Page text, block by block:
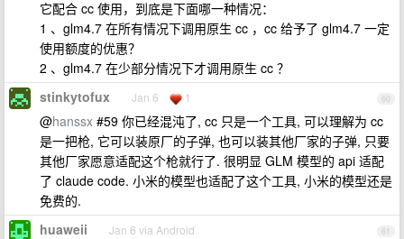
它配合 cc 使用，到底是下面哪一种情况：
1 、glm4.7 在所有情况下调用原生 cc ，cc 给予了 glm4.7 一定
使用额度的优惠？
2 、glm4.7 在少部分情况下才调用原生 cc ？
60
stinkytofux Jan 6 1
@hanssx #59 你已经混沌了, cc 只是一个工具, 可以理解为 cc
是一把枪, 它可以装原厂的子弹, 也可以装其他厂家的子弹, 只要
其他厂家愿意适配这个枪就行了. 很明显 GLM 模型的 api 适配
了 claude code. 小米的模型也适配了这个工具, 小米的模型还是
免费的.
61
huaweii Jan 6 via Android